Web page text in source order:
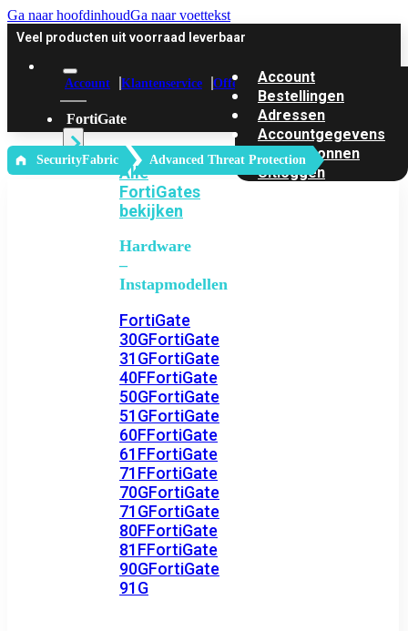
Ga naar hoofdinhoudGa naar voettekst
Veel producten uit voorraad leverbaar
Account Klantenservice Offerte
FortiGate
Alle
FortiGates
bekijken
Hardware
–
Instapmodellen
FortiGate
30GFortiGate
31GFortiGate
40FFortiGate
50GFortiGate
51GFortiGate
60FFortiGate
61FFortiGate
71FFortiGate
70GFortiGate
71GFortiGate
80FFortiGate
81FFortiGate
90GFortiGate
91G
Account
Bestellingen
Adressen
Accountgegevens
Kortingbonnen
Uitloggen
‎ SecurityFabric Advanced Threat Protection